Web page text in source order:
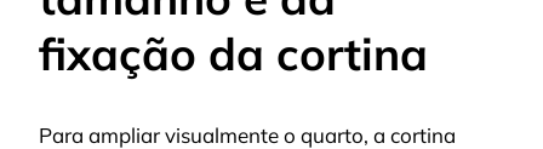
fixação da cortina
Para ampliar visualmente o quarto, a cortina